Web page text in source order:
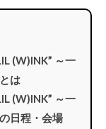
(W)INK” ～一
は
(W)INK” ～一
日程・会場